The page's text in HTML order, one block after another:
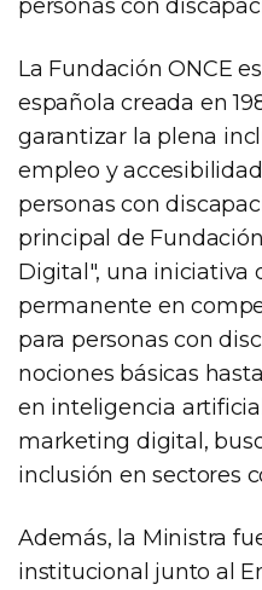
personas con
La Fundación ONCE
española creada en
garantizar la plena
empleo y
personas con
principal de
Digital", una iniciativa
permanente en
para personas con
nociones básicas
en inteligencia
marketing digital,
inclusión en sectores
Además, la Ministra
institucional junto al